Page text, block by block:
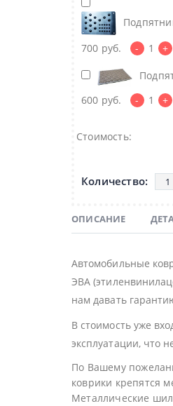
700 руб. - 1 +
600 руб. - 1 +
Стоимость:
ОПИСАНИЕ
Автомобильные
ЭВА
нам давать
В стоимость уже
эксплуатации, что
По Вашему
коврики крепятся
Металлические